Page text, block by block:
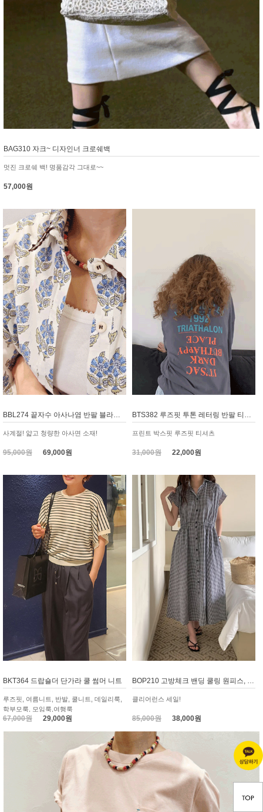
BAG310 자크~ 디자인너 크로쉐백
멋진 크로쉐 백! 명품감각 그대로~~
57,000원
BBL274 끝자수 아사나염 반팔 블라우스
사계절! 얇고 청량한 아사면 소재!
95,000원69,000원
BTS382 루즈핏 투톤 레터링 반팔 티셔츠, 롱티
프린트 박스핏 루즈핏 티셔츠
31,000원22,000원
BKT364 드랍숄더 단가라 쿨 썸머 니트
루즈핏, 여름니트, 반발, 쿨니트, 데일리룩,
학부모룩, 모임룩,여행룩
67,000원29,000원
클리어런스 세일!
85,000원38,000원